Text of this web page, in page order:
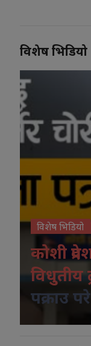
विशेष भिडियो
विशेष भिडियो
कोशी
विधुतीय
पक्राउ परे